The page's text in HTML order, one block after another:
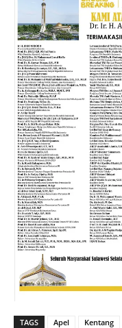
TAGS Apel Kentang